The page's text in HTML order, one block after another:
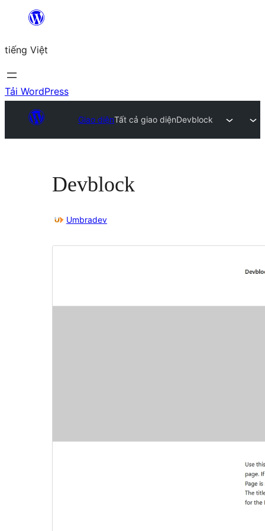
Chuyển
phần
nội
dung
tiếng Việt
Tải WordPress
Giao diệnTất cả giao diệnDevblock
Devblock
Umbradev